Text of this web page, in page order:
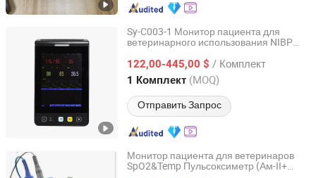
Sy-C003-1 Монитор пациента для
ветеринарного использования NIBP
ветеринарной клиники
122,00-445,00 $ / Комплект
1 Комплект (MOQ)
Отправить Запрос
Guangzhou Sunnymed Limited
Guangdong, China с 2022
Монитор пациента для ветеринаров
SpO2&Temp Пульсоксиметр (Ам-II+
Nanjing AMIS Medical Technology Co., Ltd.